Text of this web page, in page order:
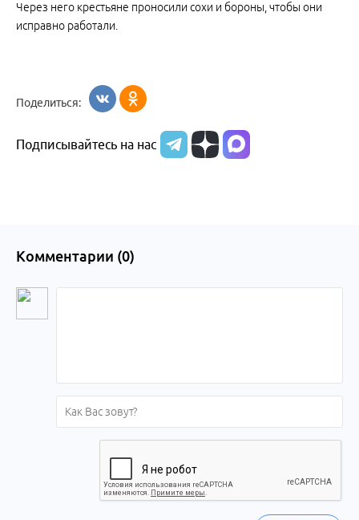
Через него крестьяне проносили сохи и бороны, чтобы они
исправно работали.
Поделиться:
Подписывайтесь на нас
Комментарии (0)